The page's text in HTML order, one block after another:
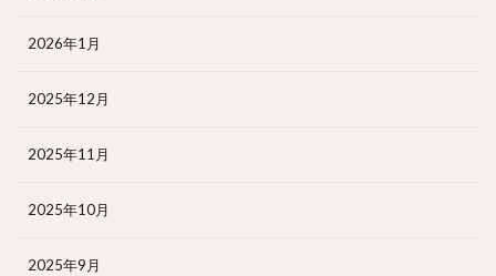
2026年1月
2025年12月
2025年11月
2025年10月
2025年9月